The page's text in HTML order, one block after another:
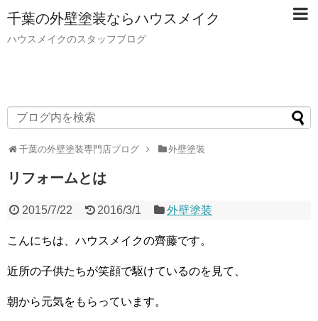
千葉の外壁塗装ならハウスメイク
ハウスメイクのスタッフブログ
千葉の外壁塗装専門店ブログ 外壁塗装
リフォームとは
2015/7/22 2016/3/1 外壁塗装
こんにちは、ハウスメイクの齊藤です。
近所の子供たちが笑顔で駆けているのを見て、
朝から元気をもらっています。